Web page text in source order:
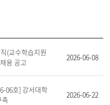
(교수학습지원
용 공고
2026-06-08
06호] 강서대학
2026-06-22